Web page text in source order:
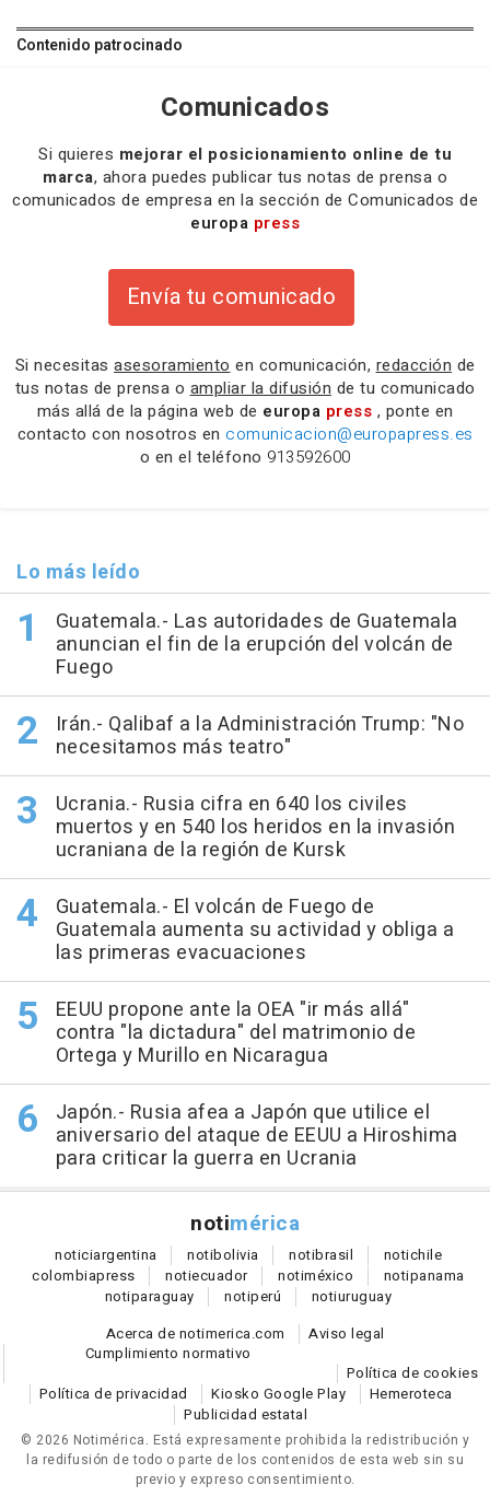
Contenido patrocinado
Comunicados
Si quieres mejorar el posicionamiento online de tu
marca, ahora puedes publicar tus notas de prensa o
comunicados de empresa en la sección de Comunicados de
europa press
Envía tu comunicado
Si necesitas asesoramiento en comunicación, redacción de
tus notas de prensa o ampliar la difusión de tu comunicado
más allá de la página web de europa press , ponte en
contacto con nosotros en comunicacion@europapress.es
o en el teléfono 913592600
Lo más leído
Guatemala.- Las autoridades de Guatemala
anuncian el fin de la erupción del volcán de
Fuego
Irán.- Qalibaf a la Administración Trump: "No
necesitamos más teatro"
Ucrania.- Rusia cifra en 640 los civiles
muertos y en 540 los heridos en la invasión
ucraniana de la región de Kursk
Guatemala.- El volcán de Fuego de
Guatemala aumenta su actividad y obliga a
las primeras evacuaciones
EEUU propone ante la OEA "ir más allá"
contra "la dictadura" del matrimonio de
Ortega y Murillo en Nicaragua
Japón.- Rusia afea a Japón que utilice el
aniversario del ataque de EEUU a Hiroshima
para criticar la guerra en Ucrania
notimérica
noticiargentina notibolivia notibrasil notichile
colombiapress notiecuador notiméxico notipanama
notiparaguay notiperú notiuruguay
Acerca de notimerica.com
Aviso legal
Cumplimiento normativo
Política de cookies
Política de privacidad
Kiosko Google Play
Hemeroteca
Publicidad estatal
© 2026 Notimérica. Está expresamente prohibida la redistribución y
la redifusión de todo o parte de los contenidos de esta web sin su
previo y expreso consentimiento.